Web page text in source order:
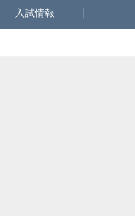
入試情報